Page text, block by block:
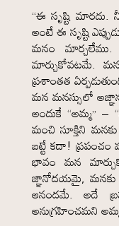
“ఈ సృష్టి మారదు.
అంటే ఈ సృష్టి
మనం
మార్చుకోవటమే. మన
ప్రశాంతత
మన మనస్సులో
అందుకే “అమ్మ”
మంచి సూక్తిని
బట్టే కదా! ప్రపంచం
భావం మన
జ్ఞానోదయమై, మనకు
ఆనందమే. అదే
అనుగ్రహించమని